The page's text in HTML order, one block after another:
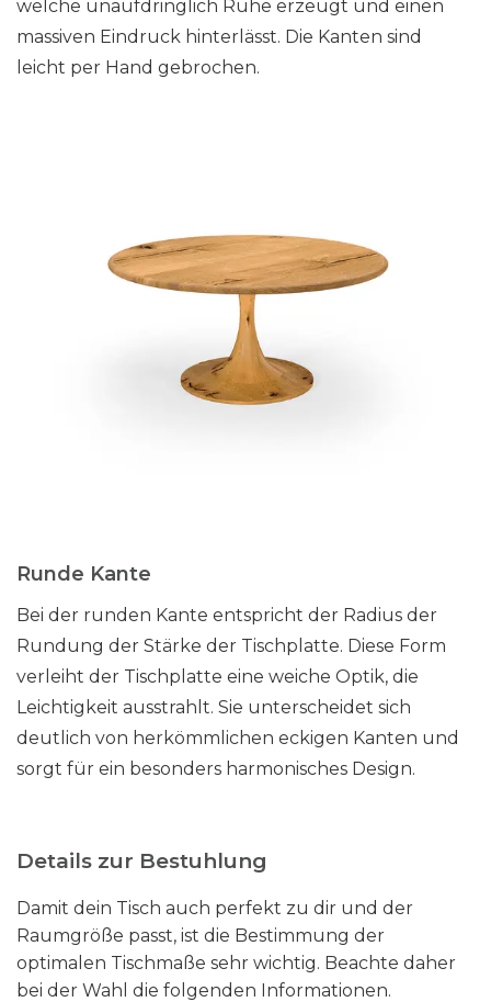
welche unaufdringlich Ruhe erzeugt und einen
massiven Eindruck hinterlässt. Die Kanten sind
leicht per Hand gebrochen.
Runde Kante
Bei der runden Kante entspricht der Radius der
Rundung der Stärke der Tischplatte. Diese Form
verleiht der Tischplatte eine weiche Optik, die
Leichtigkeit ausstrahlt. Sie unterscheidet sich
deutlich von herkömmlichen eckigen Kanten und
sorgt für ein besonders harmonisches Design.
Details zur Bestuhlung
Damit dein Tisch auch perfekt zu dir und der
Raumgröße passt, ist die Bestimmung der
optimalen Tischmaße sehr wichtig. Beachte daher
bei der Wahl die folgenden Informationen.